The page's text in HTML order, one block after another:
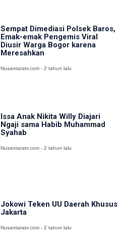
Sempat Dimediasi Polsek Baros,
Emak-emak Pengemis Viral
Diusir Warga Bogor karena
Meresahkan
Nusantaratv.com - 2 tahun lalu
Issa Anak Nikita Willy Diajari
Ngaji sama Habib Muhammad
Syahab
Nusantaratv.com - 2 tahun lalu
Jokowi Teken UU Daerah Khusus
Jakarta
Nusantaratv.com - 2 tahun lalu